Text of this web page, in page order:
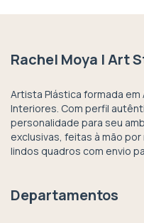
Rachel Moya | Art
Artista Plástica formada
Interiores. Com perfil
personalidade para seu
exclusivas, feitas à mão
lindos quadros com envio
Departamentos